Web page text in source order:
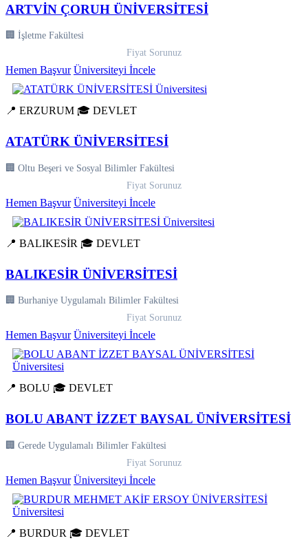
ARTVİN ÇORUH ÜNİVERSİTESİ
🏢 İşletme Fakültesi
Fiyat Sorunuz
Hemen Başvur Üniversiteyi İncele
📍 ERZURUM 🎓 DEVLET
ATATÜRK ÜNİVERSİTESİ
🏢 Oltu Beşeri ve Sosyal Bilimler Fakültesi
Fiyat Sorunuz
Hemen Başvur Üniversiteyi İncele
📍 BALIKESİR 🎓 DEVLET
BALIKESİR ÜNİVERSİTESİ
🏢 Burhaniye Uygulamalı Bilimler Fakültesi
Fiyat Sorunuz
Hemen Başvur Üniversiteyi İncele
📍 BOLU 🎓 DEVLET
BOLU ABANT İZZET BAYSAL ÜNİVERSİTESİ
🏢 Gerede Uygulamalı Bilimler Fakültesi
Fiyat Sorunuz
Hemen Başvur Üniversiteyi İncele
📍 BURDUR 🎓 DEVLET